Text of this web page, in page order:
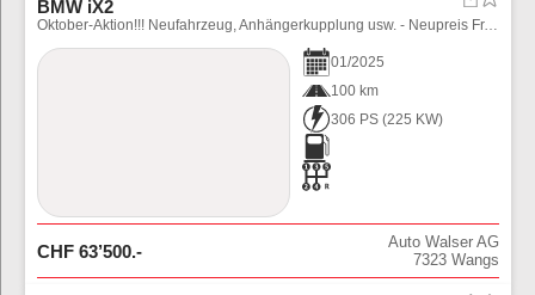
BMW iX2
Oktober-Aktion!!! Neufahrzeug, Anhängerkupplung usw. - Neupreis Fr. 80'310.--, 0.9% Leasing!
01/2025
100 km
306 PS (225 KW)
CHF 63’500.-
Auto Walser AG
7323 Wangs